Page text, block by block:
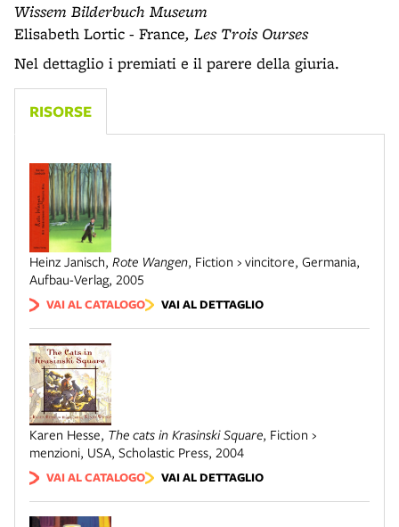
Wissem Bilderbuch Museum
Elisabeth Lortic - France, Les Trois Ourses
Nel dettaglio i premiati e il parere della giuria.
RISORSE
Heinz Janisch, Rote Wangen, Fiction › vincitore, Germania,
Aufbau-Verlag, 2005
VAI AL CATALOGO VAI AL DETTAGLIO
Karen Hesse, The cats in Krasinski Square, Fiction ›
menzioni, USA, Scholastic Press, 2004
VAI AL CATALOGO VAI AL DETTAGLIO